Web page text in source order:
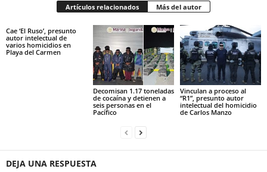
Artículos relacionados Más del autor
Cae ‘El Ruso’, presunto
autor intelectual de
varios homicidios en
Playa del Carmen
Decomisan 1.17 toneladas
de cocaína y detienen a
seis personas en el
Pacífico
Vinculan a proceso al
“R1”, presunto autor
intelectual del homicidio
de Carlos Manzo
DEJA UNA RESPUESTA